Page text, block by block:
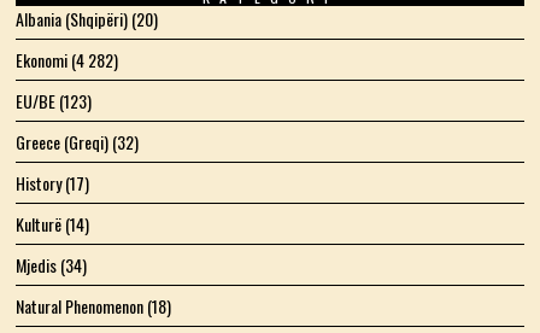
Albania (Shqipëri)(20)
Ekonomi(4 282)
EU/BE(123)
Greece (Greqi)(32)
History(17)
Kulturë(14)
Mjedis(34)
Natural Phenomenon(18)